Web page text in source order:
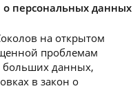
о персональных данных
на открытом
проблемам
больших данных,
в закон о